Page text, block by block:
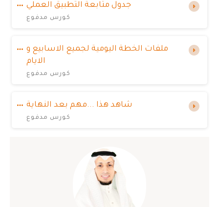
جدول متابعة التطبيق العملي
كورس مدفوع
ملفات الخطة اليومية لجميع الاسابيع و
الايام
كورس مدفوع
شاهد هذا ...مهم بعد النهاية
كورس مدفوع